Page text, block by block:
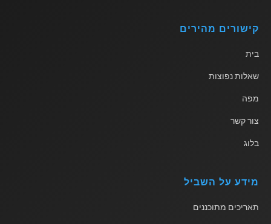
קישורים מהירים
בית
שאלות נפוצות
מפה
צור קשר
בלוג
מידע על השביל
תאריכים מתוכננים